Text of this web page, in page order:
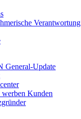
Verantwortung
General-Update
Kunden